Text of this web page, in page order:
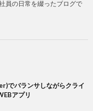
員の日常を綴ったブログで
でバランサしながらクライ
アプリ